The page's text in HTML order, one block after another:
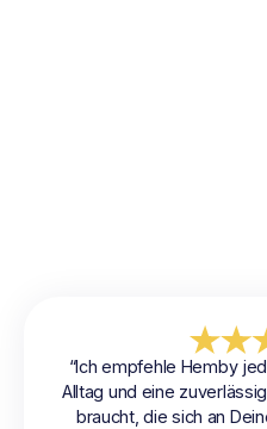
“Ich empfehle Hemby
Alltag und eine
braucht, die sich an